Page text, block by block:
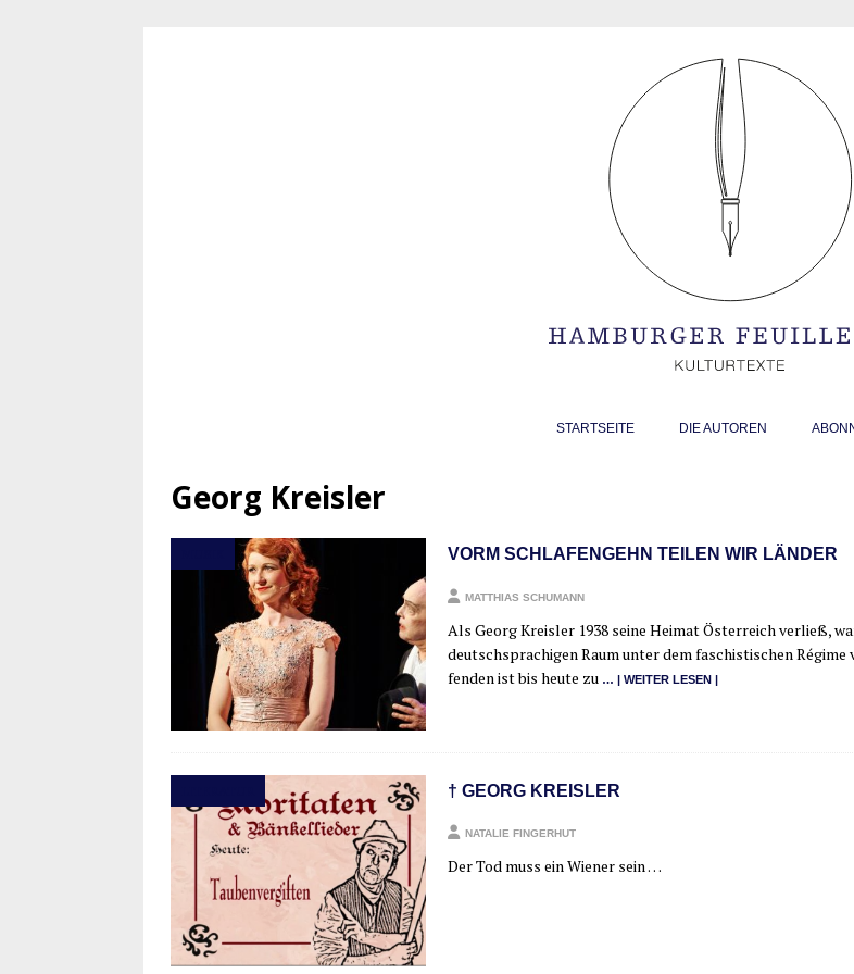
STARTSEITE DIE AUTOREN
Georg Kreisler
VORM SCHLAFENGEHN TEILEN WIR LÄNDER
MATTHIAS SCHUMANN
Als Georg Kreis­ler 1938 sei­ne Hei­mat Öster­reich ver­ließ,
deutsch­spra­chi­gen Raum unter dem faschis­ti­schen
fen­den ist bis heu­te zu … | WEI­TER LESEN |
† GEORG KREISLER
NATALIE FINGERHUT
Der Tod muss ein Wie­ner sein …